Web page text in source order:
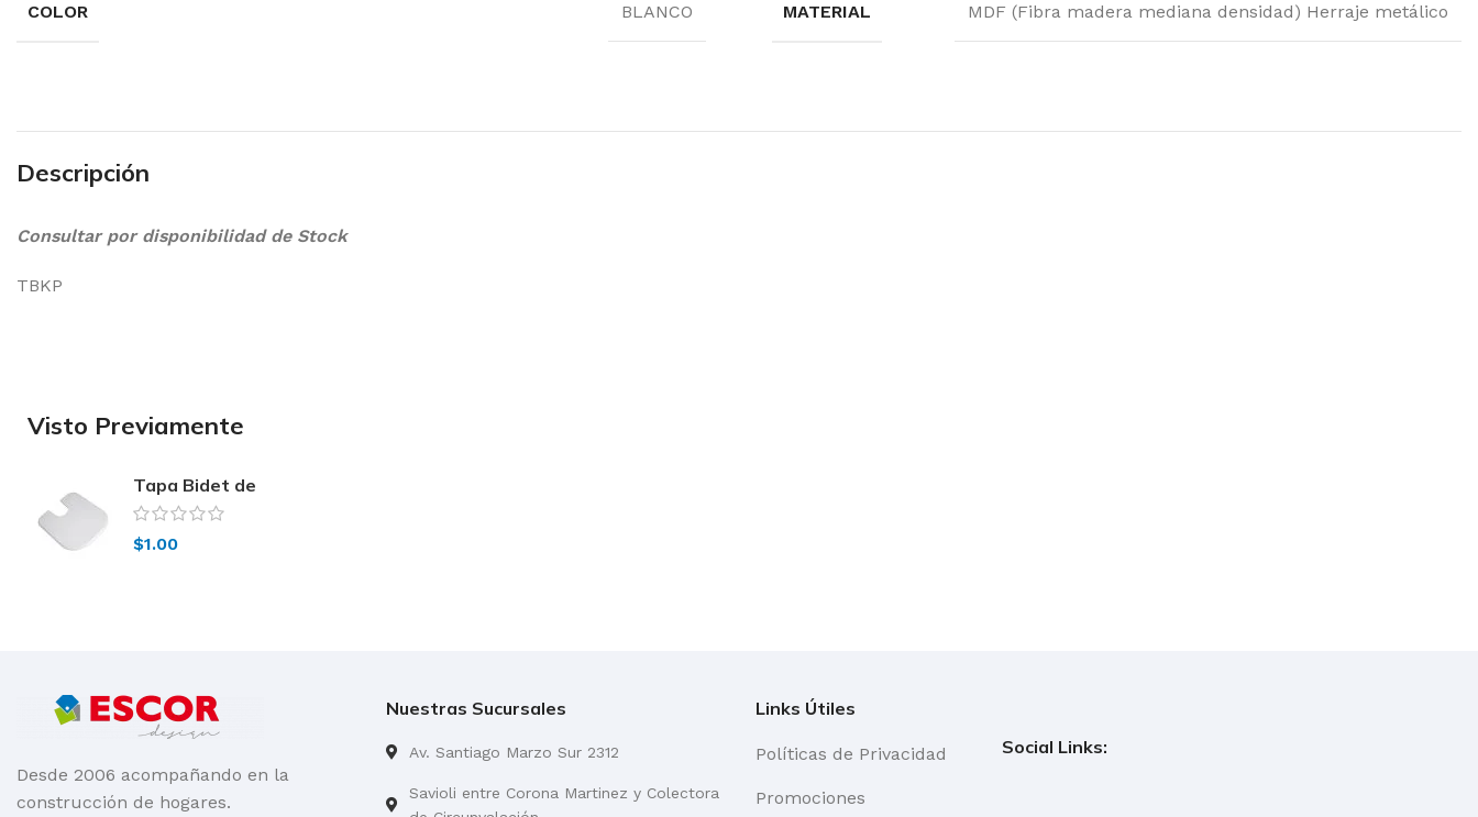
COLOR BLANCO MATERIAL MDF (Fibra madera mediana densidad) Herraje metálico
Descripción
Consultar por disponibilidad de Stock
TBKP
Visto Previamente
Tapa Bidet de
Pared Bari Ferrum
$1.00
Desde 2006 acompañando en la
construcción de hogares.
Nuestras Sucursales
Av. Santiago Marzo Sur 2312
Savioli entre Corona Martinez y Colectora
Links Útiles
Políticas de Privacidad
Promociones
Social Links: